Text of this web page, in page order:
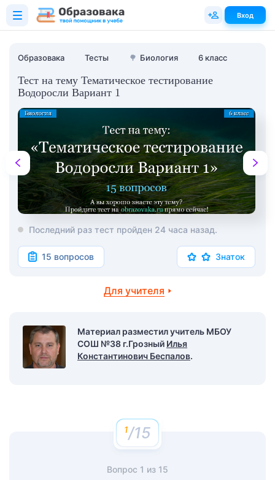
Образовака Тесты 🌳 Биология 6 класс
Тест на тему Тематическое тестирование
Водоросли Вариант 1
Последний раз тест пройден 24 часа назад.
15 вопросов Знаток
Для учителя
Материал разместил учитель МБОУ
СОШ №38 г.Грозный Илья
Константинович Беспалов.
/15
Вопрос 1 из 15
Вход